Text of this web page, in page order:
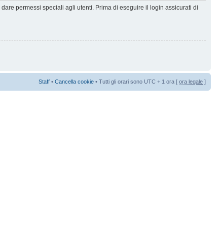
permessi speciali agli utenti. Prima di eseguire il login assicurati di
Staff • Cancella cookie • Tutti gli orari sono UTC + 1 ora [ ora legale ]